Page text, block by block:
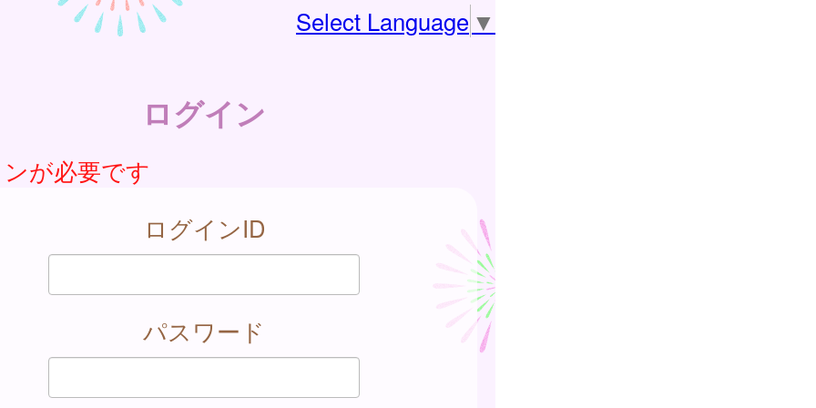
Select Language ▼
ログイン
が必要です
ログインID
パスワード